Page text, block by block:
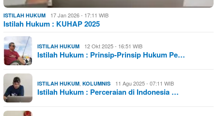
ISTILAH HUKUM 17 Jan 2026 - 17:11 WIB
Istilah Hukum : KUHAP 2025
ISTILAH HUKUM 12 Okt 2025 - 16:51 WIB
Istilah Hukum : Prinsip-Prinsip Hukum Pe…
ISTILAH HUKUM, KOLUMNIS 11 Agu 2025 - 07:11 WIB
Istilah Hukum : Perceraian di Indonesia …